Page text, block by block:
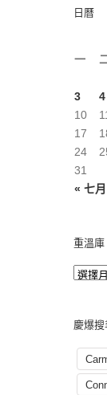
日曆
一
« 七月
3
4
10
17
24
31
重溫庫
慶爆搜